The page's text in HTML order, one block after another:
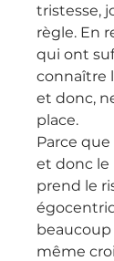
tristesse,
règle. En
qui ont
connaître
et donc,
place.
Parce que
et donc le
prend le
beaucoup
même